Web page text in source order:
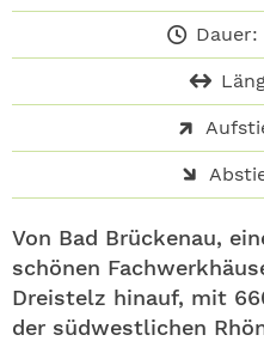
Dauer:
Von Bad Brückenau,
schönen
Dreistelz hinauf, mit
der südwestlichen
SHOP